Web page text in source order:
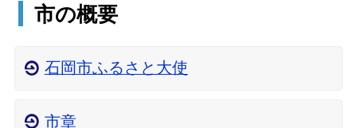
市の概要
石岡市ふるさと大使
市章